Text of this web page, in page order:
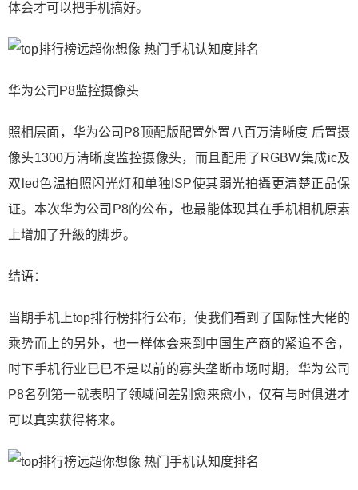
体会才可以把手机搞好。
华为公司P8监控摄像头
照相层面，华为公司P8顶配版配置外置八百万清晰度 后置摄
像头1300万清晰度监控摄像头，而且配用了RGBW集成ic及
双led色温拍照闪光灯和单独ISP使其弱光拍攝更清楚正品保
证。本次华为公司P8的公布，也最能体现其在手机相机原素
上增加了升級的脚步。
结语：
当期手机上top排行榜排行公布，使我们看到了国际性大佬的
乘势而上的另外，也一样体会来到中国生产商的紧追不舍，
时下手机行业已已不是以前的寡头垄断市场时期，华为公司
P8名列第一就表明了领域间差别愈来愈小，仅有与时俱进才
可以真实获得将来。